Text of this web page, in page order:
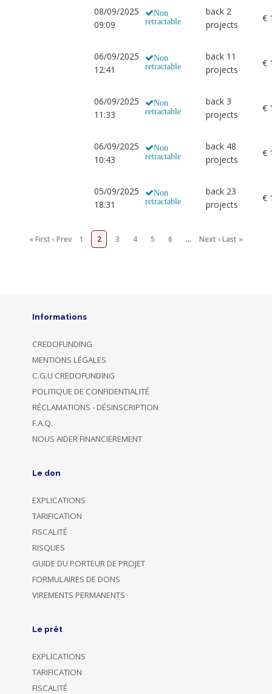
08/09/2025
09:09
Non
retractable
back 2
projects
€
06/09/2025
12:41
Non
retractable
back 11
projects
€
06/09/2025
11:33
Non
retractable
back 3
projects
€
06/09/2025
10:43
Non
retractable
back 48
projects
€
05/09/2025
18:31
Non
retractable
back 23
projects
€
« First‹ Prev 1 2 3 4 5 6 … Next ›Last »
Informations
CREDOFUNDING
MENTIONS LÉGALES
C.G.U CREDOFUNDING
POLITIQUE DE CONFIDENTIALITÉ
RÉCLAMATIONS - DÉSINSCRIPTION
F.A.Q.
NOUS AIDER FINANCIEREMENT
Le don
EXPLICATIONS
TARIFICATION
FISCALITÉ
RISQUES
GUIDE DU PORTEUR DE PROJET
FORMULAIRES DE DONS
VIREMENTS PERMANENTS
Le prêt
EXPLICATIONS
TARIFICATION
FISCALITÉ